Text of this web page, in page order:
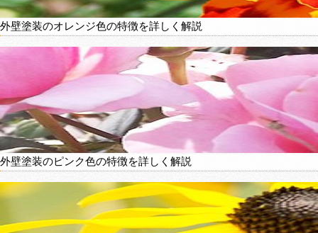
外壁塗装のオレンジ色の特徴を詳しく解説
外壁塗装のピンク色の特徴を詳しく解説